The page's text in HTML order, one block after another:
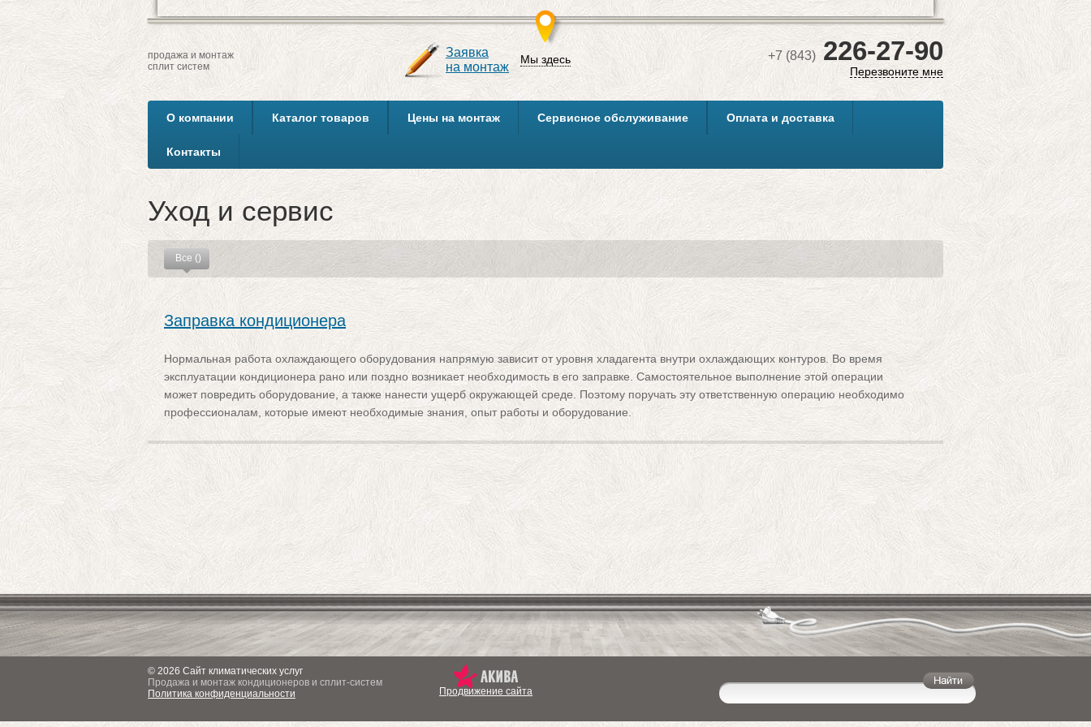
Мы здесь
продажа и монтаж
сплит систем
Заявка
на монтаж
+7 (843) 226-27-90
Перезвоните мне
О компании Каталог товаров Цены на монтаж Сервисное обслуживание Оплата и доставка
Контакты
Уход и сервис
Все ()
Заправка кондиционера
Нормальная работа охлаждающего оборудования напрямую зависит от уровня хладагента внутри охлаждающих контуров. Во время
эксплуатации кондиционера рано или поздно возникает необходимость в его заправке. Самостоятельное выполнение этой операции
может повредить оборудование, а также нанести ущерб окружающей среде. Поэтому поручать эту ответственную операцию необходимо
профессионалам, которые имеют необходимые знания, опыт работы и оборудование.
© 2026 Сайт климатических услуг
Продажа и монтаж кондиционеров и сплит-систем
Политика конфиденциальности
Продвижение сайта